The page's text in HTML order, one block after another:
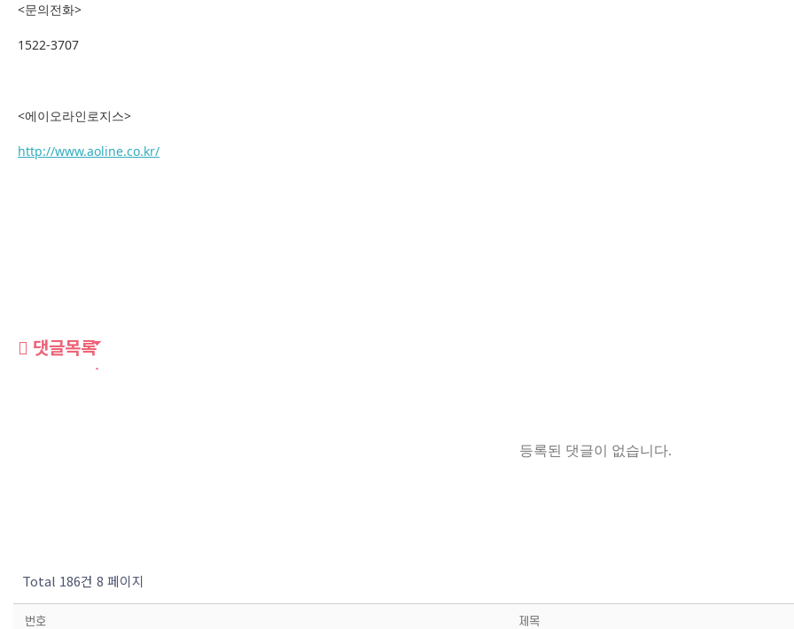
<문의전화>
1522-3707
<에이오라인로지스>
http://www.aoline.co.kr/
댓글목록
등록된 댓글이 없습니다.
Total 186건 8 페이지
번호 제목